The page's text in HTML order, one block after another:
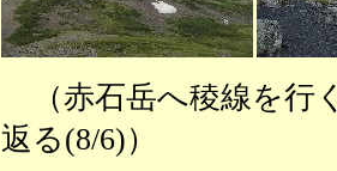
（赤石岳へ稜線を
返る(8/6)） （